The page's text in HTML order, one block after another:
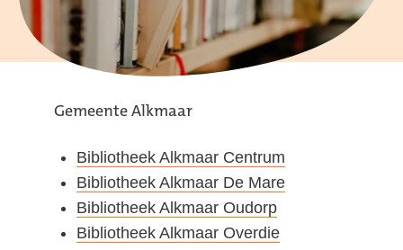
Gemeente Alkmaar
Bibliotheek Alkmaar Centrum
Bibliotheek Alkmaar De Mare
Bibliotheek Alkmaar Oudorp
Bibliotheek Alkmaar Overdie